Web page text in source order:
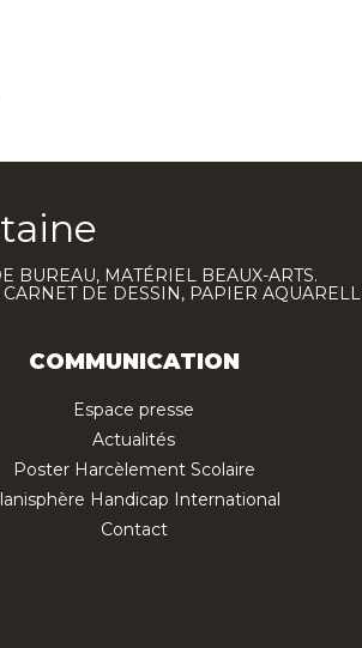
BUREAU, MATÉRIEL BEAUX-ARTS.
DE DESSIN, PAPIER
COMMUNICATION
Espace presse
Actualités
Poster Harcèlement Scolaire
Handicap International
Contact